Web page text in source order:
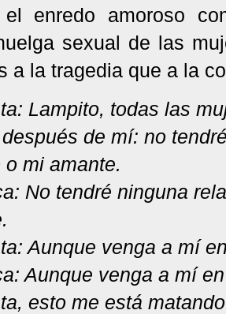
enredo amoroso
sexual de las
a la tragedia que a la
Lampito, todas las
de mí: no
mi amante.
No tendré ninguna
Aunque venga a mí
Aunque venga a mí
esto me está